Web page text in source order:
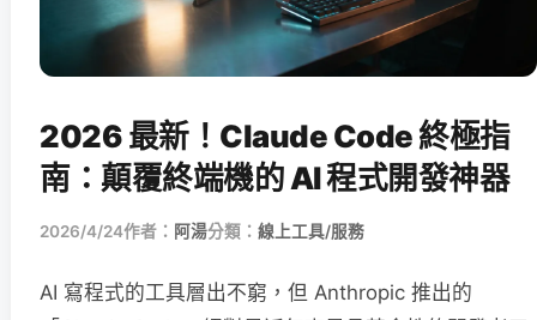
2026 最新！Claude Code 終極指
南：顛覆終端機的 AI 程式開發神器
2026/4/24作者： 阿湯分類： 線上工具/服務
AI 寫程式的工具層出不窮，但 Anthropic 推出的